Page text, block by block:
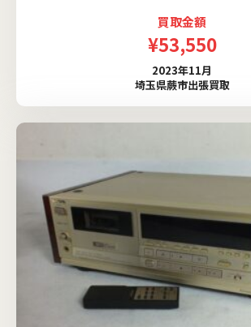
買取金額
¥53,550
2023年11月
埼玉県蕨市出張買取